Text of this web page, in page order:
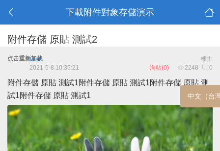
下載附件對象存儲演示
附件存儲 原貼 測試2
点击重新加载 樓主
test
2248 0
2021-5-8 10:35:21 淘帖(0)
附件存儲 原貼 測試1附件存儲 原貼 測試1附件存儲 原貼 測
試1附件存儲 原貼 測試1 中文（台